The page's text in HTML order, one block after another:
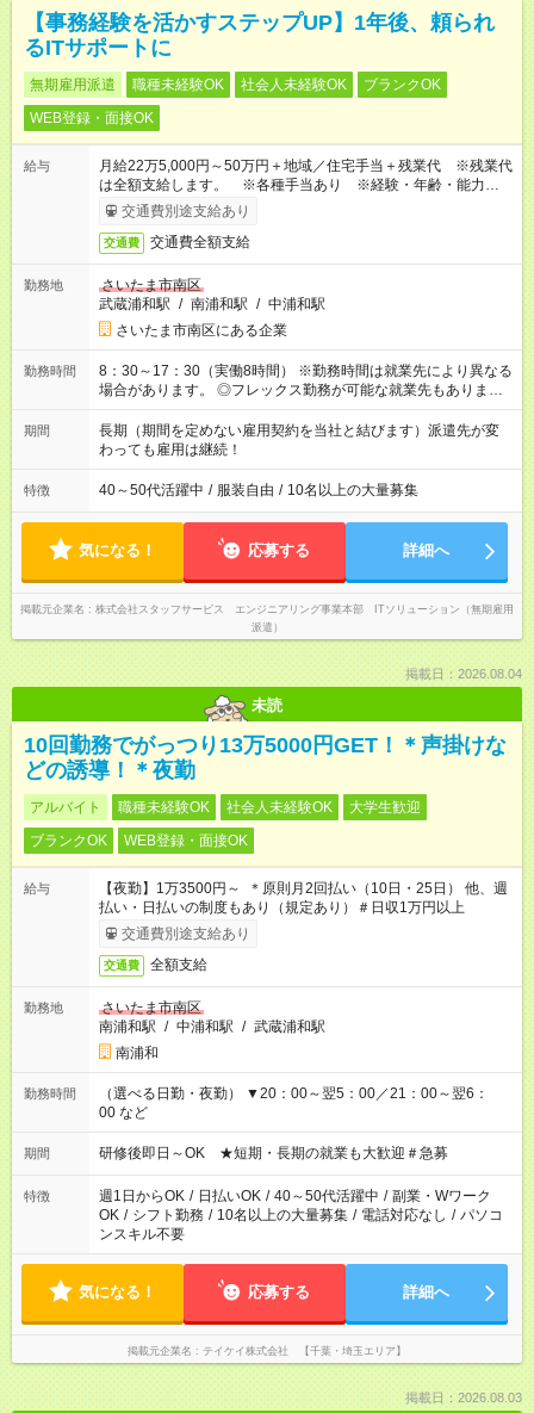
【事務経験を活かすステップUP】1年後、頼られ
るITサポートに
無期雇用派遣 職種未経験OK 社会人未経験OK
ブランクOK
WEB登録・面接OK
給与
月給22万5,000円～50万円＋地域／住宅手当＋残業代 ※残業代
は全額支給します。 ※各種手当あり ※経験・年齢・能力等を
考慮して加給・優遇します。
交通費別途支給あり
交通費 交通費全額支給
勤務地
さいたま市南区
武蔵浦和駅 / 南浦和駅 / 中浦和駅
さいたま市南区にある企業
勤務時間
8：30～17：30（実働8時間） ※勤務時間は就業先により異なる
場合があります。 ◎フレックス勤務が可能な就業先もありま
す。 ◎今よりもさらに働きやすい環境をつくるべく、 働き方
改革に全社をあげて取り組んでいます。
期間
長期（期間を定めない雇用契約を当社と結びます）派遣先が変
わっても雇用は継続！
特徴 40～50代活躍中 / 服装自由 / 10名以上の大量募集
気になる！ 応募する 詳細へ
掲載元企業名
株式会社スタッフサービス エンジニアリング事業本部 ITソリューション（無期雇用
派遣）
掲載日：2026.08.04
未読
10回勤務でがっつり13万5000円GET！＊声掛けな
どの誘導！＊夜勤
アルバイト 職種未経験OK 社会人未経験OK
大学生歓迎
ブランクOK
WEB登録・面接OK
給与
【夜勤】1万3500円～ ＊原則月2回払い（10日・25日） 他、週
払い・日払いの制度もあり（規定あり）＃日収1万円以上
交通費別途支給あり
交通費 全額支給
勤務地
さいたま市南区
南浦和駅 / 中浦和駅 / 武蔵浦和駅
南浦和
勤務時間
（選べる日勤・夜勤） ▼20：00～翌5：00／21：00～翌6：
00 など
期間 研修後即日～OK ★短期・長期の就業も大歓迎＃急募
特徴 週1日からOK / 日払いOK / 40～50代活躍中 / 副業・Wワーク
OK / シフト勤務 / 10名以上の大量募集 / 電話対応なし / パソコ
ンスキル不要
気になる！ 応募する 詳細へ
掲載元企業名 テイケイ株式会社 【千葉・埼玉エリア】
掲載日：2026.08.03